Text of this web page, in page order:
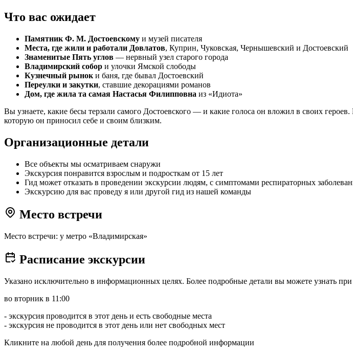
Что вас ожидает
Памятник Ф. М. Достоевскому и музей писателя
Места, где жили и работали Довлатов, Куприн, Чуковская, Чернышевский и Достоевский
Знаменитые Пять углов — нервный узел старого города
Владимирский собор и улочки Ямской слободы
Кузнечный рынок и баня, где бывал Достоевский
Переулки и закутки, ставшие декорациями романов
Дом, где жила та самая Настасья Филипповна из «Идиота»
Вы узнаете, какие бесы терзали самого Достоевского — и какие голоса он вложил в своих
которую он приносил себе и своим близким.
Организационные детали
Все объекты мы осматриваем снаружи
Экскурсия понравится взрослым и подросткам от 15 лет
Гид может отказать в проведении экскурсии людям, с симптомами респираторных
Экскурсию для вас проведу я или другой гид из нашей команды
Место встречи
Место встречи: у метро «Владимирская»
Расписание экскурсии
Указано исключительно в информационных целях. Более подробные детали вы можете узнать
во вторник в 11:00
- экскурсия проводится в этот день и есть свободные места
- экскурсия не проводится в этот день или нет свободных мест
Кликните на любой день для получения более подробной информации